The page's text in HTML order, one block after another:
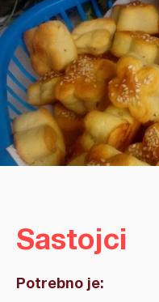
Sastojci
Potrebno je: